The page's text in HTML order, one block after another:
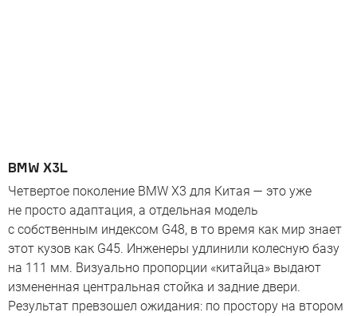
BMW X3L
Четвертое поколение BMW X3 для Китая — это уже
не просто адаптация, а отдельная модель
с собственным индексом G48, в то время как мир знает
этот кузов как G45. Инженеры удлинили колесную базу
на 111 мм. Визуально пропорции «китайца» выдают
измененная центральная стойка и задние двери.
Результат превзошел ожидания: по простору на втором